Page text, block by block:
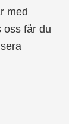
med
oss får du